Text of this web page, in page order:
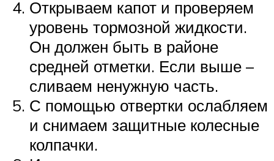
Открываем капот и проверяем
уровень тормозной жидкости.
Он должен быть в районе
средней отметки. Если выше –
сливаем ненужную часть.
С помощью отвертки ослабляем
и снимаем защитные колесные
колпачки.